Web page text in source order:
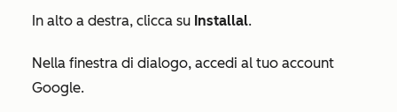
In alto a destra, clicca su Installal.
Nella finestra di dialogo, accedi al tuo account
Google.